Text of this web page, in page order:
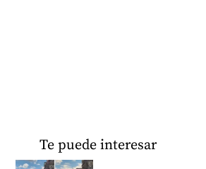
Te puede interesar